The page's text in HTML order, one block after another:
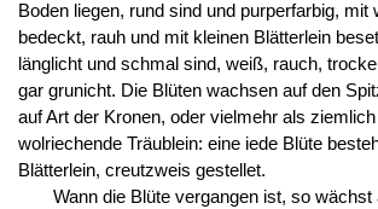
Boden liegen, rund sind und purperfarbig, mit
bedeckt, rauh und mit kleinen Blätterlein
länglicht und schmal sind, weiß, rauch,
gar grunicht. Die Blüten wachsen auf den
auf Art der Kronen, oder vielmehr als
wolriechende Träublein: eine iede Blüte
Blätterlein, creutzweis gestellet.
Wann die Blüte vergangen ist, so wächst